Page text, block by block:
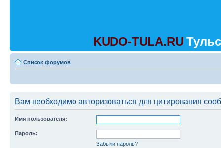
KUDO-TULA.RU
Список форумов
Вам необходимо авторизоваться для цитирования
Имя пользователя:
Пароль:
Забыли пароль?